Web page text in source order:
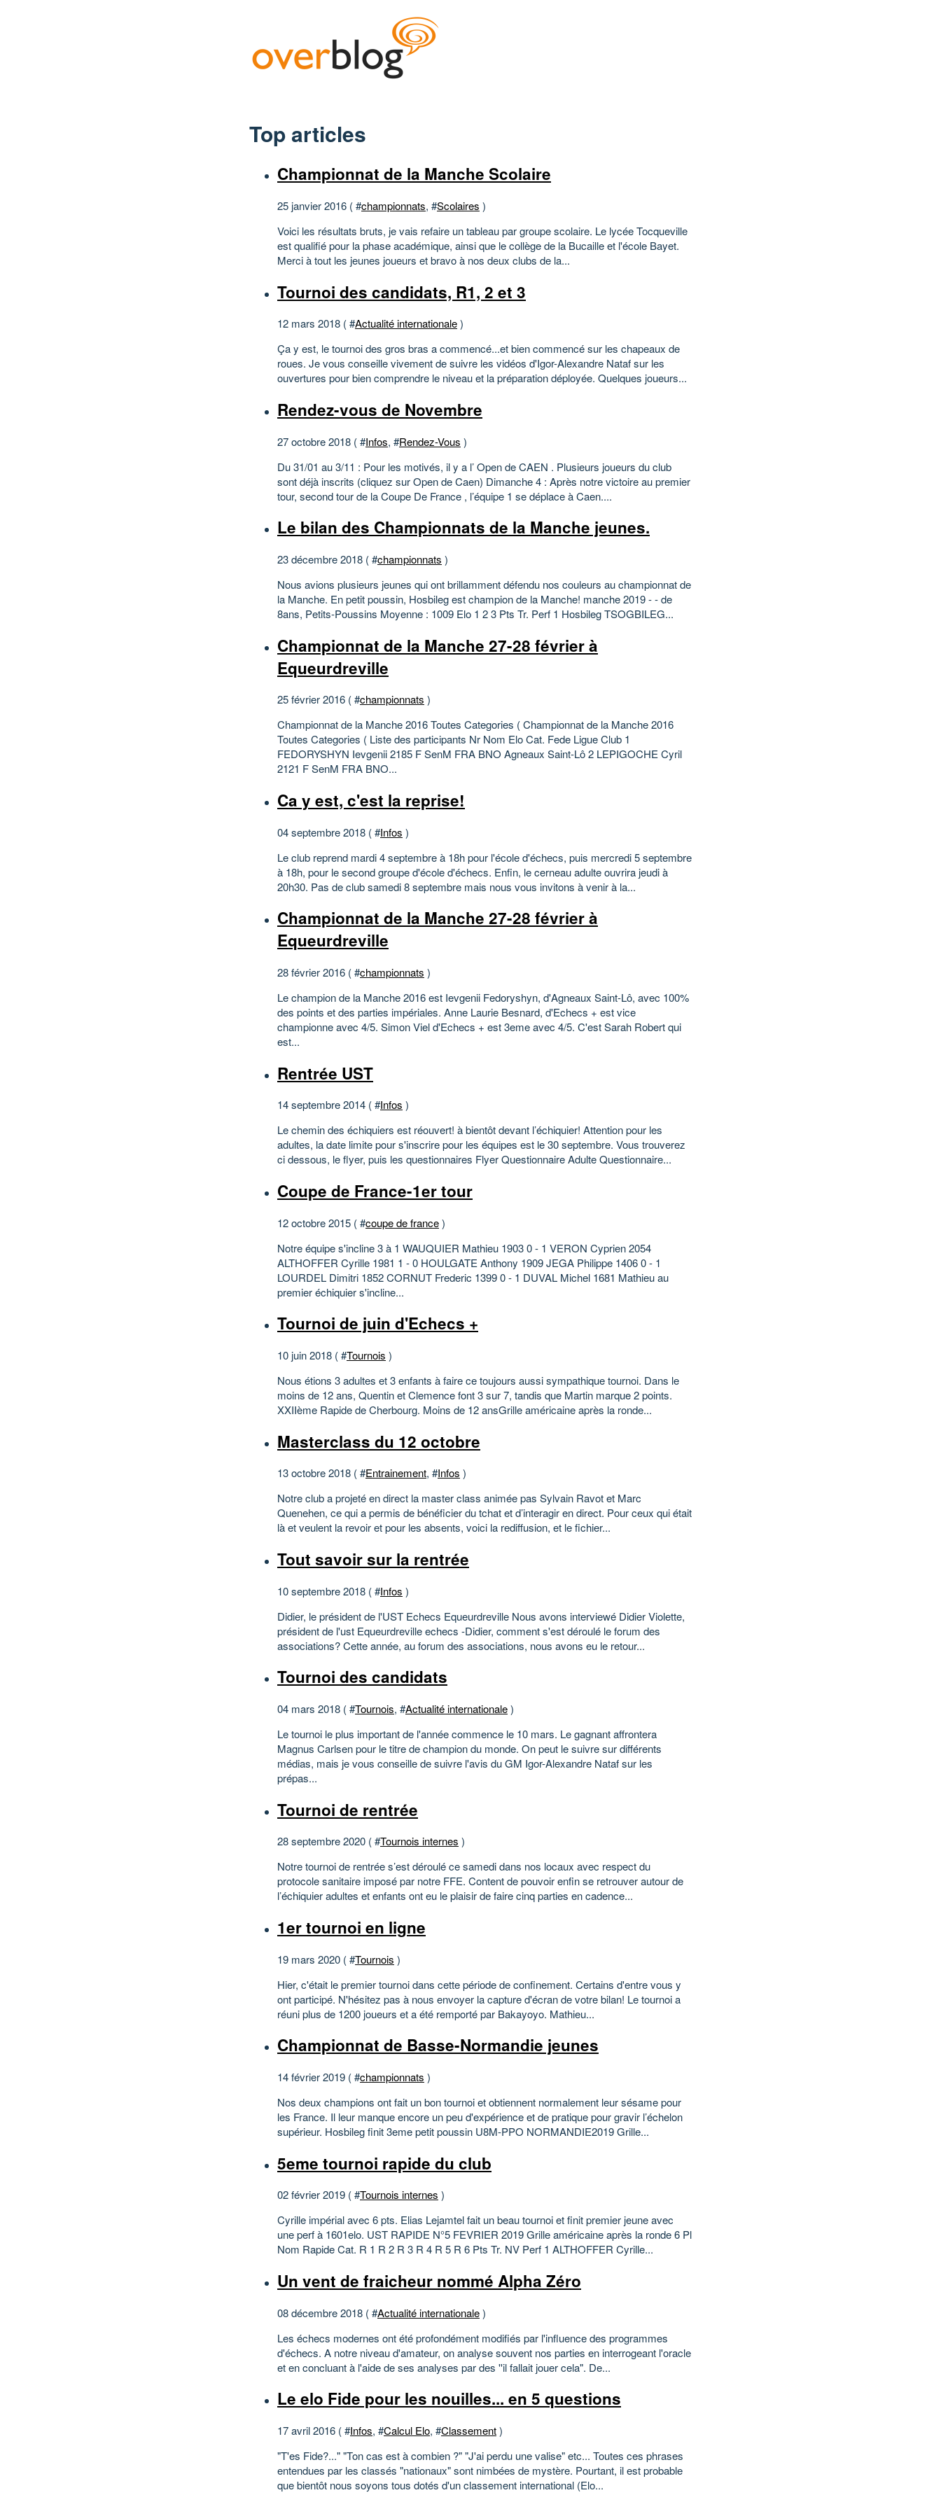
Top articles
Championnat de la Manche Scolaire
25 janvier 2016 ( #championnats, #Scolaires )
Voici les résultats bruts, je vais refaire un tableau par groupe scolaire. Le lycée Tocqueville
est qualifié pour la phase académique, ainsi que le collège de la Bucaille et l'école Bayet.
Merci à tout les jeunes joueurs et bravo à nos deux clubs de la...
Tournoi des candidats, R1, 2 et 3
12 mars 2018 ( #Actualité internationale)
Ça y est, le tournoi des gros bras a commencé...et bien commencé sur les chapeaux de
roues. Je vous conseille vivement de suivre les vidéos d'Igor-Alexandre Nataf sur les
ouvertures pour bien comprendre le niveau et la préparation déployée. Quelques joueurs...
Rendez-vous de Novembre
27 octobre 2018 ( #Infos, #Rendez-Vous )
Du 31/01 au 3/11 : Pour les motivés, il y a l’ Open de CAEN . Plusieurs joueurs du club
sont déjà inscrits (cliquez sur Open de Caen) Dimanche 4 : Après notre victoire au premier
tour, second tour de la Coupe De France , l’équipe 1 se déplace à Caen....
Le bilan des Championnats de la Manche jeunes.
23 décembre 2018 ( #championnats )
Nous avions plusieurs jeunes qui ont brillamment défendu nos couleurs au championnat de
la Manche. En petit poussin, Hosbileg est champion de la Manche! manche 2019 - - de
8ans, Petits-Poussins Moyenne : 1009 Elo 1 2 3 Pts Tr. Perf 1 Hosbileg TSOGBILEG...
Championnat de la Manche 27-28 février à
Equeurdreville
25 février 2016 ( #championnats )
Championnat de la Manche 2016 Toutes Categories ( Championnat de la Manche 2016
Toutes Categories ( Liste des participants Nr Nom Elo Cat. Fede Ligue Club 1
FEDORYSHYN Ievgenii 2185 F SenM FRA BNO Agneaux Saint-Lô 2 LEPIGOCHE Cyril
2121 F SenM FRA BNO...
Ca y est, c'est la reprise!
04 septembre 2018 ( #Infos )
Le club reprend mardi 4 septembre à 18h pour l'école d'échecs, puis mercredi 5 septembre
à 18h, pour le second groupe d'école d'échecs. Enfin, le cerneau adulte ouvrira jeudi à
20h30. Pas de club samedi 8 septembre mais nous vous invitons à venir à la...
Championnat de la Manche 27-28 février à
Equeurdreville
28 février 2016 ( #championnats )
Le champion de la Manche 2016 est Ievgenii Fedoryshyn, d'Agneaux Saint-Lô, avec 100%
des points et des parties impériales. Anne Laurie Besnard, d'Echecs + est vice
championne avec 4/5. Simon Viel d'Echecs + est 3eme avec 4/5. C'est Sarah Robert qui
est...
Rentrée UST
14 septembre 2014 ( #Infos )
Le chemin des échiquiers est réouvert! à bientôt devant l’échiquier! Attention pour les
adultes, la date limite pour s'inscrire pour les équipes est le 30 septembre. Vous trouverez
ci dessous, le flyer, puis les questionnaires Flyer Questionnaire Adulte Questionnaire...
Coupe de France-1er tour
12 octobre 2015 ( #coupe de france)
Notre équipe s'incline 3 à 1 WAUQUIER Mathieu 1903 0 - 1 VERON Cyprien 2054
ALTHOFFER Cyrille 1981 1 - 0 HOULGATE Anthony 1909 JEGA Philippe 1406 0 - 1
LOURDEL Dimitri 1852 CORNUT Frederic 1399 0 - 1 DUVAL Michel 1681 Mathieu au
premier échiquier s'incline...
Tournoi de juin d'Echecs +
10 juin 2018 ( #Tournois )
Nous étions 3 adultes et 3 enfants à faire ce toujours aussi sympathique tournoi. Dans le
moins de 12 ans, Quentin et Clemence font 3 sur 7, tandis que Martin marque 2 points.
XXIIème Rapide de Cherbourg. Moins de 12 ansGrille américaine après la ronde...
Masterclass du 12 octobre
13 octobre 2018 ( #Entrainement, #Infos )
Notre club a projeté en direct la master class animée pas Sylvain Ravot et Marc
Quenehen, ce qui a permis de bénéficier du tchat et d’interagir en direct. Pour ceux qui était
là et veulent la revoir et pour les absents, voici la rediffusion, et le fichier...
Tout savoir sur la rentrée
10 septembre 2018 ( #Infos )
Didier, le président de l'UST Echecs Equeurdreville Nous avons interviewé Didier Violette,
président de l'ust Equeurdreville echecs -Didier, comment s'est déroulé le forum des
associations? Cette année, au forum des associations, nous avons eu le retour...
Tournoi des candidats
04 mars 2018 ( #Tournois, #Actualité internationale)
Le tournoi le plus important de l'année commence le 10 mars. Le gagnant affrontera
Magnus Carlsen pour le titre de champion du monde. On peut le suivre sur différents
médias, mais je vous conseille de suivre l'avis du GM Igor-Alexandre Nataf sur les
prépas...
Tournoi de rentrée
28 septembre 2020 ( #Tournois internes )
Notre tournoi de rentrée s’est déroulé ce samedi dans nos locaux avec respect du
protocole sanitaire imposé par notre FFE. Content de pouvoir enfin se retrouver autour de
l’échiquier adultes et enfants ont eu le plaisir de faire cinq parties en cadence...
1er tournoi en ligne
19 mars 2020 ( #Tournois )
Hier, c'était le premier tournoi dans cette période de confinement. Certains d'entre vous y
ont participé. N'hésitez pas à nous envoyer la capture d'écran de votre bilan! Le tournoi a
réuni plus de 1200 joueurs et a été remporté par Bakayoyo. Mathieu...
Championnat de Basse-Normandie jeunes
14 février 2019 ( #championnats )
Nos deux champions ont fait un bon tournoi et obtiennent normalement leur sésame pour
les France. Il leur manque encore un peu d'expérience et de pratique pour gravir l’échelon
supérieur. Hosbileg finit 3eme petit poussin U8M-PPO NORMANDIE2019 Grille...
5eme tournoi rapide du club
02 février 2019 ( #Tournois internes )
Cyrille impérial avec 6 pts. Elias Lejamtel fait un beau tournoi et finit premier jeune avec
une perf à 1601elo. UST RAPIDE N°5 FEVRIER 2019 Grille américaine après la ronde 6 Pl
Nom Rapide Cat. R 1 R 2 R 3 R 4 R 5 R 6 Pts Tr. NV Perf 1 ALTHOFFER Cyrille...
Un vent de fraicheur nommé Alpha Zéro
08 décembre 2018 ( #Actualité internationale)
Les échecs modernes ont été profondément modifiés par l'influence des programmes
d'échecs. A notre niveau d'amateur, on analyse souvent nos parties en interrogeant l'oracle
et en concluant à l'aide de ses analyses par des ''il fallait jouer cela". De...
Le elo Fide pour les nouilles... en 5 questions
17 avril 2016 ( #Infos, #Calcul Elo, #Classement)
"T'es Fide?..." "Ton cas est à combien ?" "J'ai perdu une valise" etc... Toutes ces phrases
entendues par les classés "nationaux" sont nimbées de mystère. Pourtant, il est probable
que bientôt nous soyons tous dotés d'un classement international (Elo...